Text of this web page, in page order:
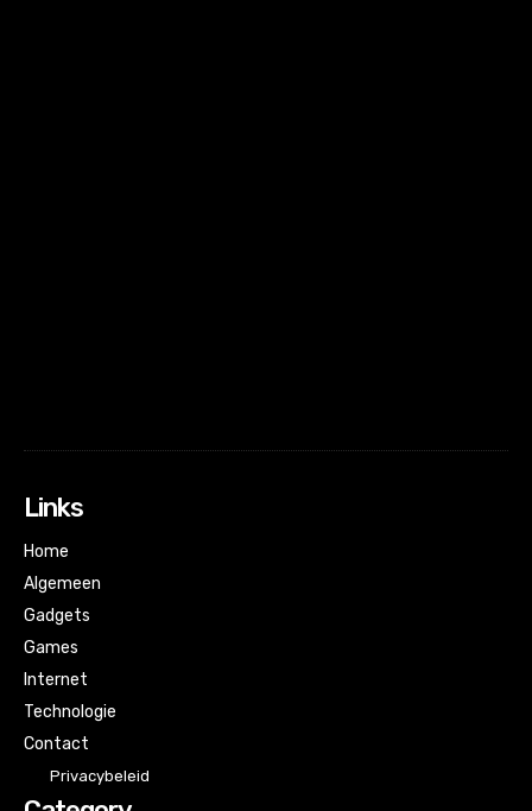
Links
Home
Algemeen
Gadgets
Games
Internet
Technologie
Contact
Privacybeleid